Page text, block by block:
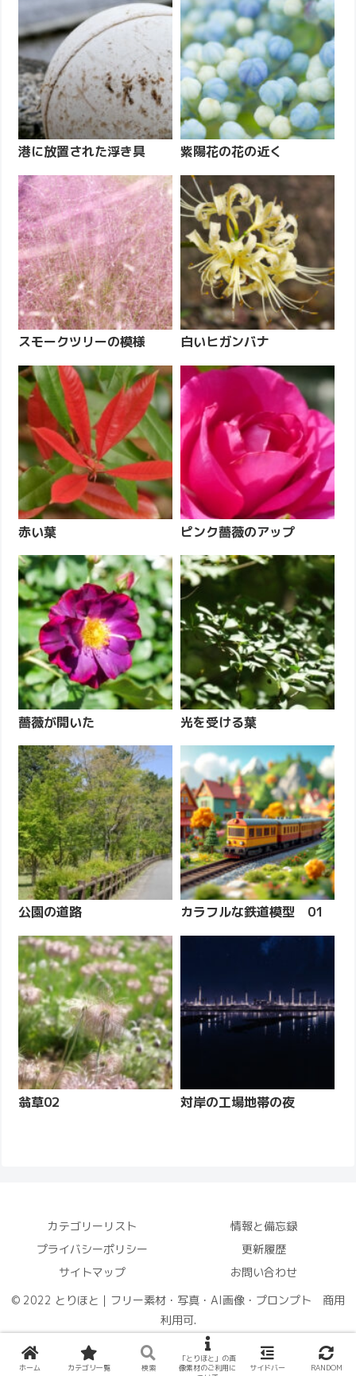
港に放置された浮き具 紫陽花の花の近く
スモークツリーの模様 白いヒガンバナ
赤い葉 ピンク薔薇のアップ
薔薇が開いた 光を受ける葉
公園の道路 カラフルな鉄道模型 01
翁草02 対岸の工場地帯の夜
カテゴリーリスト
情報と備忘録
プライバシーポリシー
更新履歴
サイトマップ
お問い合わせ
© 2022 とりほと｜フリー素材・写真・AI画像・プロンプト 商用
利用可.
ホーム カテゴリ一覧 検索
「とりほと」の画
像素材のご利用に
サイドバー RANDOM